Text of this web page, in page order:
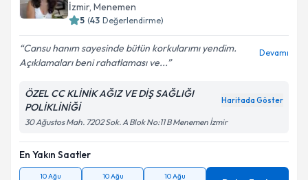
İzmir, Menemen
5 (43 Değerlendirme)
Cansu hanım sayesinde bütün korkularımı yendim.
Açıklamaları beni rahatlaması ve...
Devamı
ÖZEL CC KLİNİK AĞIZ VE DİŞ SAĞLIĞI
POLİKLİNİĞİ
Haritada Göster
30 Ağustos Mah. 7202 Sok. A Blok No:11 B Menemen İzmir
En Yakın Saatler
10 Ağu 10 Ağu 10 Ağu